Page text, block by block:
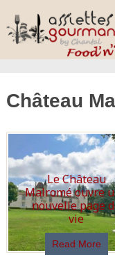
Château
Le Château
Malromé ouvre
nouvelle page
vie
Read More